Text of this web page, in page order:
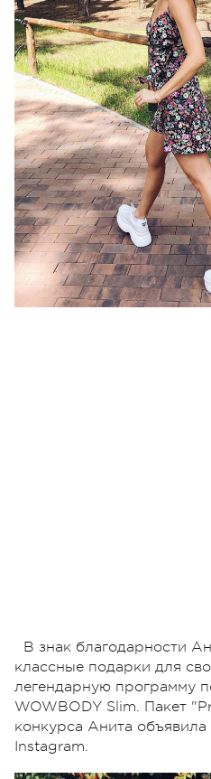
В знак благодарности
классные подарки для
легендарную программу
WOWBODY Slim. Пакет
конкурса Анита объявила
Instagram.